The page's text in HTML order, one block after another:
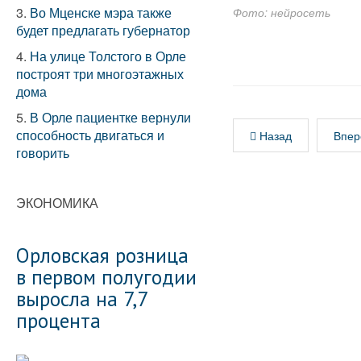
Фото: нейросеть
Назад
3. Во Мценске мэра также
будет предлагать губернатор
4. На улице Толстого в Орле
построят три многоэтажных
дома
5. В Орле пациентке вернули
способность двигаться и
говорить
ЭКОНОМИКА
Орловская розница
в первом полугодии
выросла на 7,7
процента